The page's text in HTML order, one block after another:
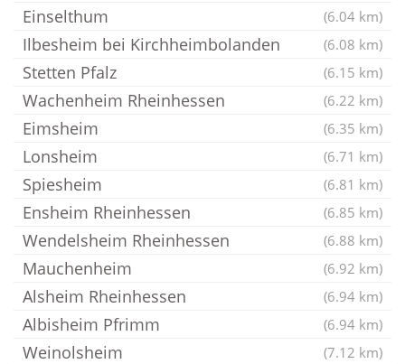
Einselthum (6.04 km)
Ilbesheim bei Kirchheimbolanden (6.08 km)
Stetten Pfalz (6.15 km)
Wachenheim Rheinhessen (6.22 km)
Eimsheim (6.35 km)
Lonsheim (6.71 km)
Spiesheim (6.81 km)
Ensheim Rheinhessen (6.85 km)
Wendelsheim Rheinhessen (6.88 km)
Mauchenheim (6.92 km)
Alsheim Rheinhessen (6.94 km)
Albisheim Pfrimm (6.94 km)
Weinolsheim (7.12 km)